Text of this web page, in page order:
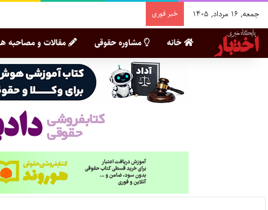
جمعه, ۱۶ مرداد, ۱۴۰۵ خبر فوری
خانه مشاوره حقوقی مقالات و مصاحبه